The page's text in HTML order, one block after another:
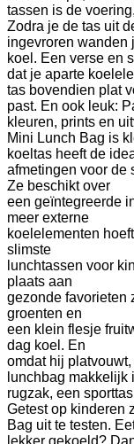
tassen is de
Zodra je de tas uit
ingevroren wanden
koel. Een verse en
dat je aparte
tas bovendien plat
past. En ook leuk:
kleuren, prints en
Mini Lunch Bag is
koeltas heeft de
afmetingen voor de
Ze beschikt over
een geïntegreerde
meer externe
koelelementen
slimste
lunchtassen voor
plaats aan
gezonde favorieten
groenten en
een klein flesje
dag koel. En
omdat hij
lunchbag makkelijk
rugzak, een
Getest op kinderen
Bag uit te testen.
lekker gekoeld?